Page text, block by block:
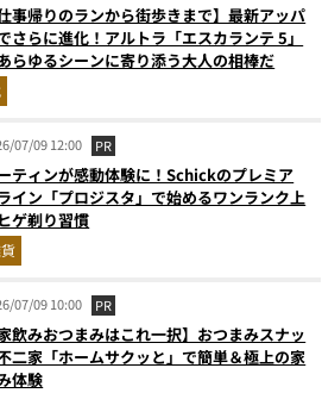
仕事帰りのランから街歩きまで】最新アッパ
さらに進化！アルトラ「エスカランテ 5」
らゆるシーンに寄り添う大人の相棒だ
07/09 12:00 PR
ティンが感動体験に！Schickのプレミア
イン「プロジスタ」で始めるワンランク上
ゲ剃り習慣
07/09 10:00 PR
家飲みおつまみはこれ一択】おつまみスナッ
二家「ホームサクッと」で簡単＆極上の家
体験